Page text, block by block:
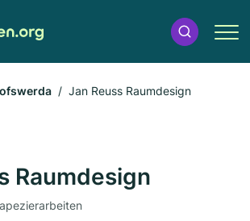
Jan Reuss Raumdesign
Raumdesign